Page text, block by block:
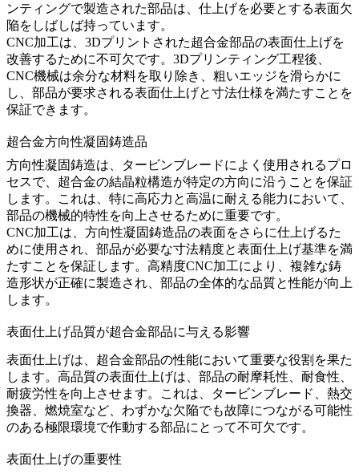
ンティングで製造された部品は、仕上げを必要とする表面欠
陥をしばしば持っています。
CNC加工は、3Dプリントされた超合金部品の表面仕上げを
改善するために不可欠です。3Dプリンティング工程後、
CNC機械は余分な材料を取り除き、粗いエッジを滑らかに
し、部品が要求される表面仕上げと寸法仕様を満たすことを
保証できます。
超合金方向性凝固鋳造品
方向性凝固鋳造は、タービンブレードによく使用されるプロ
セスで、超合金の結晶粒構造が特定の方向に沿うことを保証
します。これは、特に高応力と高温に耐える能力において、
部品の機械的特性を向上させるために重要です。
CNC加工は、方向性凝固鋳造品の表面をさらに仕上げるた
めに使用され、部品が必要な寸法精度と表面仕上げ基準を満
たすことを保証します。高精度CNC加工により、複雑な鋳
造形状が正確に製造され、部品の全体的な品質と性能が向上
します。
表面仕上げ品質が超合金部品に与える影響
表面仕上げは、超合金部品の性能において重要な役割を果た
します。高品質の表面仕上げは、部品の耐摩耗性、耐食性、
耐疲労性を向上させます。これは、タービンブレード、熱交
換器、燃焼室など、わずかな欠陥でも故障につながる可能性
のある極限環境で作動する部品にとって不可欠です。
表面仕上げの重要性